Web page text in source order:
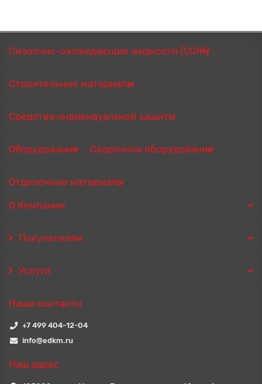
Смазочно-охлаждающие жидкости (СОЖ)
Строительные материалы
Средства индивидуальной защиты
Оборудование Сварочное оборудование
Отделочные материалы
О Компании
Покупателям
Услуги
Наши контакты
+7 499 404-12-04
info@edkm.ru
Наш адрес